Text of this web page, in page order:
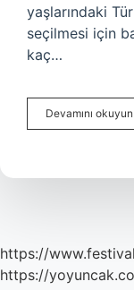
yaşlarındaki
seçilmesi için
kaç…
Devamını okuyun
https://
https://